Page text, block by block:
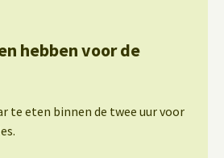
hebben voor de
te eten binnen de twee uur voor